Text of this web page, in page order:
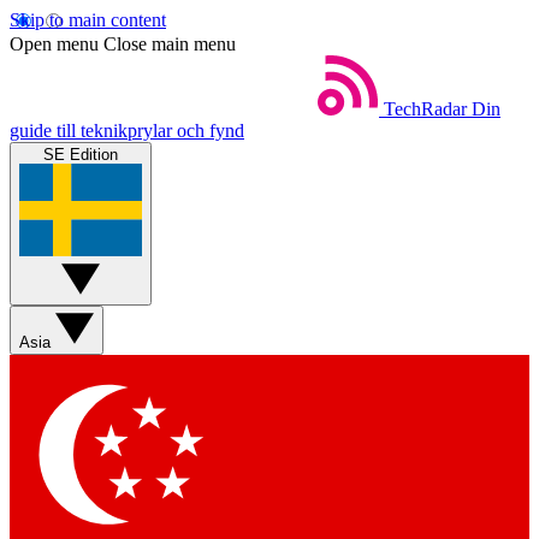
Skip to main content
Open menu Close main menu
TechRadar Din
guide till teknikprylar och fynd
SE Edition
Asia